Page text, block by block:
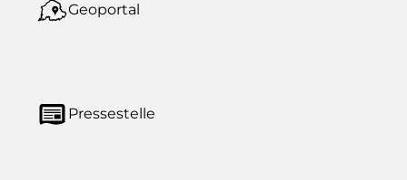
Geoportal
Pressestelle